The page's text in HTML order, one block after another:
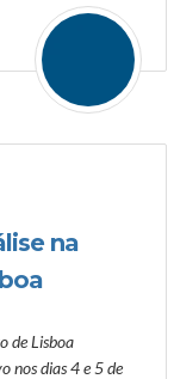
na
de Lisboa
nos dias 4 e 5 de